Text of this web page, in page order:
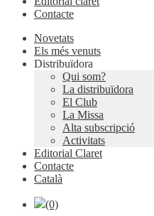
Contacte
Novetats
Els més venuts
Distribuïdora
Qui som?
La distribuïdora
El Club
La Missa
Alta subscripció
Activitats
Editorial Claret
Contacte
Català
(0)